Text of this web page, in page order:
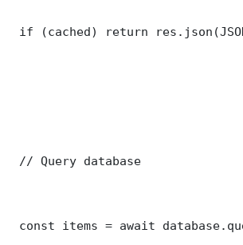
if (cached) return
// Query database
const items = await